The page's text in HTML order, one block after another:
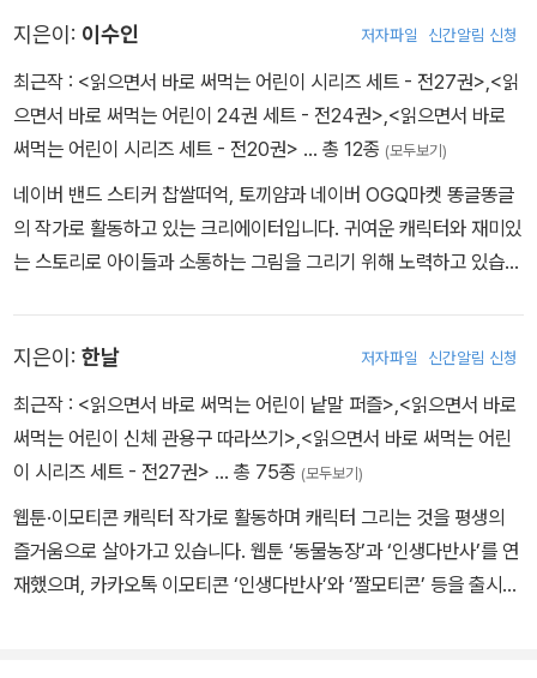
지은이: 이수인 저자파일 신간알림 신청
최근작 : <읽으면서 바로 써먹는 어린이 시리즈 세트 - 전27권> <읽
으면서 바로 써먹는 어린이 24권 세트 - 전24권> <읽으면서 바로
써먹는 어린이 시리즈 세트 - 전20권> … 총 12종 (모두보기)
네이버 밴드 스티커 찹쌀떠억, 토끼얌과 네이버 OGQ마켓 똥글똥글
의 작가로 활동하고 있는 크리에이터입니다. 귀여운 캐릭터와 재미있
는 스토리로 아이들과 소통하는 그림을 그리기 위해 노력하고 있습니
지은이: 한날 저자파일 신간알림 신청
최근작 : <읽으면서 바로 써먹는 어린이 낱말 퍼즐> <읽으면서 바로
써먹는 어린이 신체 관용구 따라쓰기> <읽으면서 바로 써먹는 어린
이 시리즈 세트 - 전27권> … 총 75종 (모두보기)
웹툰·이모티콘 캐릭터 작가로 활동하며 캐릭터 그리는 것을 평생의
즐거움으로 살아가고 있습니다. 웹툰 ‘동물농장’과 ‘인생다반사’를 연
재했으며, 카카오톡 이모티콘 ‘인생다반사’와 ‘짤모티콘’ 등을 출시하